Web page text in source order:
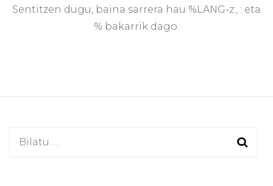
Sentitzen dugu, baina sarrera hau %LANG-z:, : eta
% bakarrik dago.
Bilatu: